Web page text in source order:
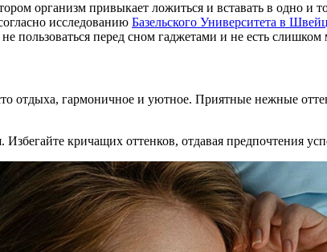
организм привыкает ложиться и вставать в одно и
исследованию Базельского Университета в
пользоваться перед сном гаджетами и не есть
отдыха, гармоничное и уютное. Приятные нежные
Избегайте кричащих оттенков, отдавая